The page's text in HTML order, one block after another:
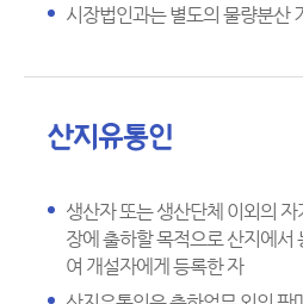
시장법인과는 별도의 물량분산
산지유통인
생산자 또는 생산단체 이외의
장에 출하할 목적으로 산지에서
여 개설자에게 등록한 자